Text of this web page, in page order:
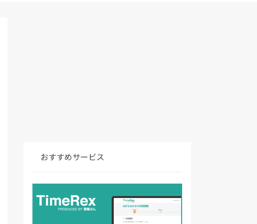
職する場合や転職する場合、今いる自分の場所
向きな転職だったとしても、チームや組織から
離れ違う会社で働くのですからこの場合は送別
会になります。送別会の規模などは部署やチー
おすすめサービス